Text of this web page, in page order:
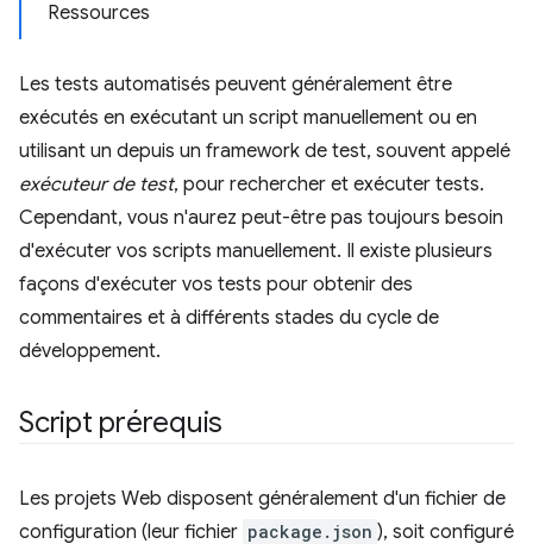
Ressources
Les tests automatisés peuvent généralement être
exécutés en exécutant un script manuellement ou en
utilisant un depuis un framework de test, souvent appelé
exécuteur de test, pour rechercher et exécuter tests.
Cependant, vous n'aurez peut-être pas toujours besoin
d'exécuter vos scripts manuellement. Il existe plusieurs
façons d'exécuter vos tests pour obtenir des
commentaires et à différents stades du cycle de
développement.
Script prérequis
Les projets Web disposent généralement d'un fichier de
configuration (leur fichier package.json ), soit configuré